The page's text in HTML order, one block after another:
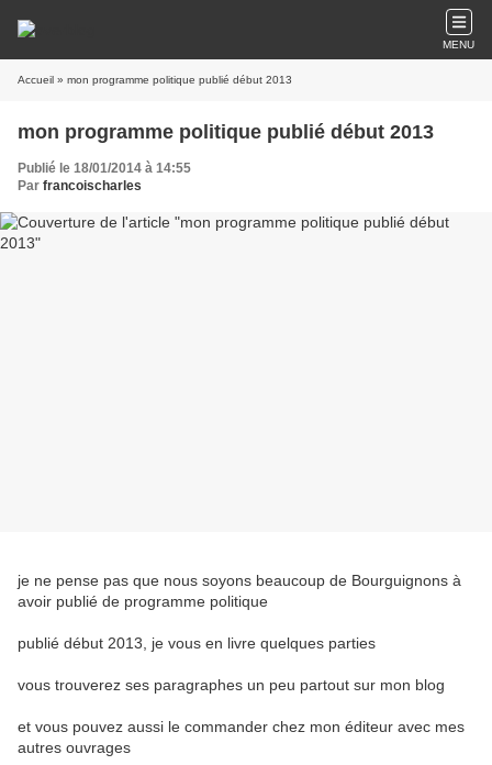
MENU
Accueil » mon programme politique publié début 2013
mon programme politique publié début 2013
Publié le 18/01/2014 à 14:55
Par francoischarles
je ne pense pas que nous soyons beaucoup de Bourguignons à
avoir publié de programme politique
publié début 2013, je vous en livre quelques parties
vous trouverez ses paragraphes un peu partout sur mon blog
et vous pouvez aussi le commander chez mon éditeur avec mes
autres ouvrages